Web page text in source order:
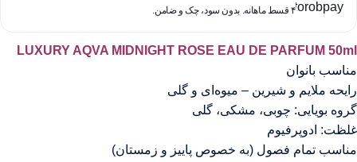
۴ قسط ماهانه. بدون سود، چک و ضامن.
LUXURY AQVA MIDNIGHT ROSE EAU DE PARFUM 50ml
مناسب بانوان
رایحه ملایم و شیرین – میوه‌ای و گلی
گروه بویایی: چوبی، مشکی، گلی
غلظت: ادوپرفیوم
مناسب تمام فصول (به خصوص پاییز و زمستان)